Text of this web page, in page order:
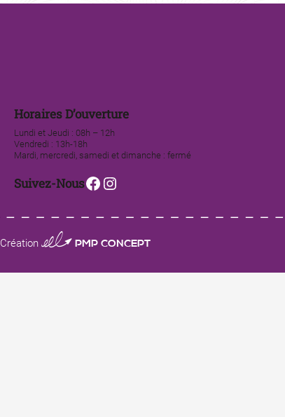
Horaires D’ouverture
Lundi et Jeudi : 08h – 12h
Vendredi : 13h-18h
Mardi, mercredi, samedi et dimanche : fermé
Suivez-NousFacebook
Instagram
Création 0123 PMP CONCEPT